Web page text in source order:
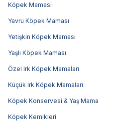
Köpek Maması
Yavru Köpek Maması
Yetişkin Köpek Maması
Yaşlı Köpek Maması
Özel Irk Köpek Mamaları
Küçük Irk Köpek Mamaları
Köpek Konservesi & Yaş Mama
Köpek Kemikleri